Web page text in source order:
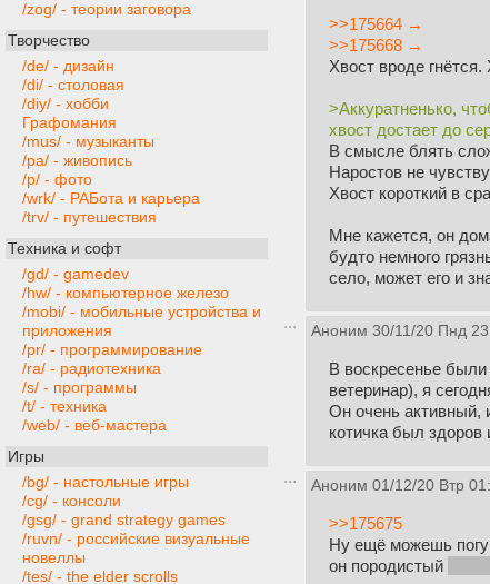
/zog/ - теории заговора
Творчество
/de/ - дизайн
/di/ - столовая
/diy/ - хобби
Графомания
/mus/ - музыканты
/pa/ - живопись
/p/ - фото
/wrk/ - РАБота и карьера
/trv/ - путешествия
Техника и софт
/gd/ - gamedev
/hw/ - компьютерное железо
/mobi/ - мобильные устройства и
приложения
/pr/ - программирование
/ra/ - радиотехника
/s/ - программы
/t/ - техника
/web/ - веб-мастера
Игры
/bg/ - настольные игры
/cg/ - консоли
/gsg/ - grand strategy games
/ruvn/ - российские визуальные
новеллы
/tes/ - the elder scrolls
>>175664 →
>>175668 →
Хвост вроде
>Аккуратненько,
хвост достает до
В смысле блять
Наростов не
Хвост короткий в
Мне кажется, он
будто немного
село, может его и
Аноним 30/11/20 Пнд
В воскресенье
ветеринар), я
Он очень активный,
котичка был здоров
Аноним 01/12/20 Втр
>>175675
Ну ещё можешь
он породистый